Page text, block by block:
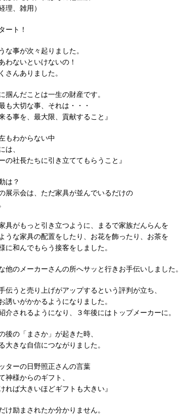
理、雑用）
ート！
な事が次々起りました。
わないといけないの！
さんありました。
掴んだことは一生の財産です。
も大切な事、それは・・・
る事を、最大限、貢献すること』
もわからない中
は、
の社長たちに引き立ててもらうこと』
は？
展示会は、ただ家具が並んでいるだけの
具がもっと引き立つように、まるで家族だんらんを
うな家具の配置をしたり、お花を飾ったり、お茶を
に和んでもらう接客をしました。
他のメーカーさんの所へサッと行きお手伝いしました。
伝うと売り上げがアップするという評判が立ち、
誘いがかかるようになりました。
介されるようになり、３年後にはトップメーカーに。
後の「まさか」が起きた時、
大きな自信につながりました。
ターの日野照正さんの言葉
神様からのギフト、
ば大きいほどギフトも大きい』
け励まされたか分かりません。